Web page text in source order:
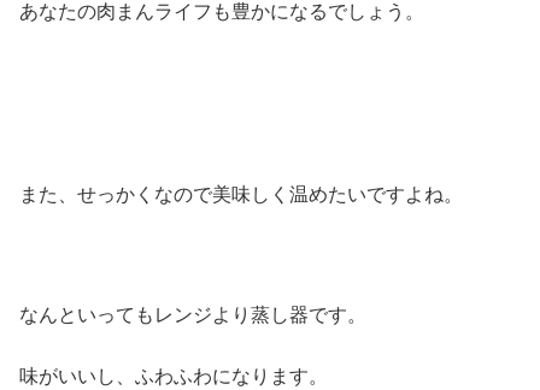
あなたの肉まんライフも豊かになるでしょう。
また、せっかくなので美味しく温めたいですよね。
なんといってもレンジより蒸し器です。
味がいいし、ふわふわになります。